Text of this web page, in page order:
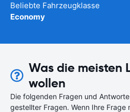
Beliebte Fahrzeugklasse
Economy
Was die meisten
wollen
Die folgenden Fragen und
gestellter Fragen. Wenn Ihre